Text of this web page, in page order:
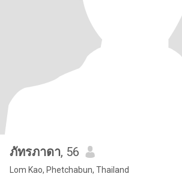
ภัทรภาดา, 56
Lom Kao, Phetchabun, Thailand